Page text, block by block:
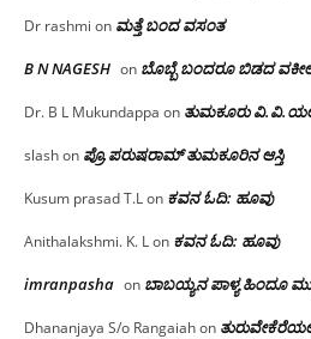
Dr rashmi on ಮತ್ತೆ ಬಂದ ವಸಂತ
B N NAGESH on ಬೊಬ್ಬೆ ಬಂದರೂ ಬಿಡದ
Dr. B L Mukundappa on ತುಮಕೂರು‌
slashon ಪ್ರೊ.ಪರುಷರಾಮ್ ತುಮಕೂರಿನ ಆಸ್ತಿ
Kusum prasad T.Lon ಕವನ ಓದಿ: ಹೂವು
Anithalakshmi. K. Lon ಕವನ ಓದಿ: ಹೂವು
imranpasha on ಬಾಬಯ್ಯನ ಪಾಳ್ಯ ಹಿಂದೂ
Dhananjaya S/o Rangaiahon